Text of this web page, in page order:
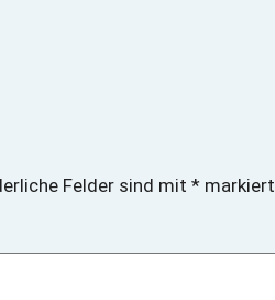
Felder sind mit *markiert